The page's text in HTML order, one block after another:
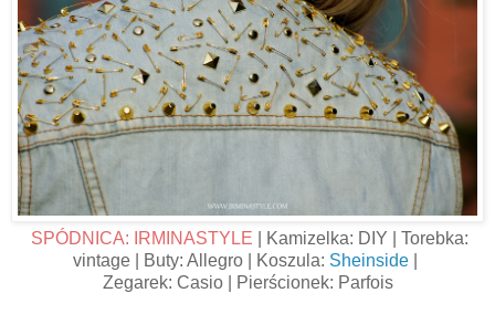
SPÓDNICA: IRMINASTYLE
| Kamizelka: DIY | Torebka:
vintage | Buty: Allegro | Koszula: Sheinside
Zegarek: Casio | Pierścionek: Parfois